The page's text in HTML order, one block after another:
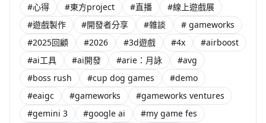
#心得
#東方project #直播
#線上遊戲展
#遊戲製作
#開發者分享 #雜談
# gameworks
#2025回顧
#2026 #3d遊戲 #4x
#airboost
#ai工具
#ai開發 #arie：月詠
#avg
#boss rush
#cup dog games
#demo
#eaigc
#gameworks
#gameworks ventures
#gemini 3
#google ai
#my game fes